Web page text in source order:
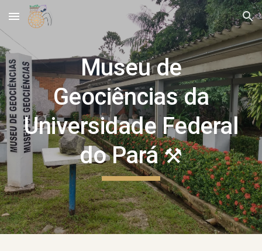
Skip to main content Skip to navigation
Museu de
Geociências da
Universidade Federal
do Pará⚒️